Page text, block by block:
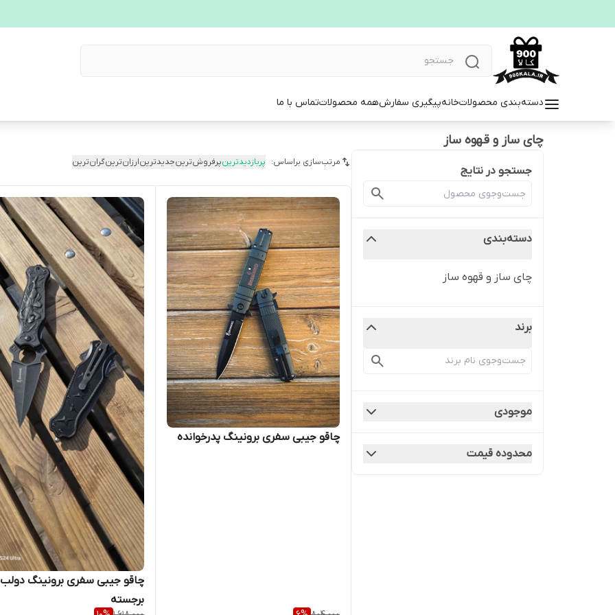
دسته‌بندی محصولاتخانهپیگیری سفارشهمه محصولاتتماس با ما
چای ساز و قهوه ساز
جستجو در نتایج
دسته‌بندی
چای ساز و قهوه ساز
برند
موجودی
محدوده قیمت
مرتب‌سازی براساس: پربازدیدترینپرفروش‌ترینجدیدترینارزان‌ترینگران‌ترین
چاقو جیبی سفری برونینگ پدرخوانده
چاقو جیبی سفری برونینگ
برجسته